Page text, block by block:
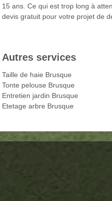
15 ans. Ce qui est trop long à
devis gratuit pour votre projet de
Autres services
Taille de haie Brusque
Tonte pelouse Brusque
Entretien jardin Brusque
Etetage arbre Brusque